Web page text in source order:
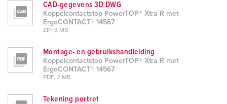
CAD-gegevens 3D DWG
Koppelcontactstop PowerTOP® Xtra R met
ErgoCONTACT® 14567
ZIP, 3 MB
Montage- en gebruikshandleiding
Koppelcontactstop PowerTOP® Xtra R met
ErgoCONTACT® 14567
PDF, 2 MB
Tekening portret